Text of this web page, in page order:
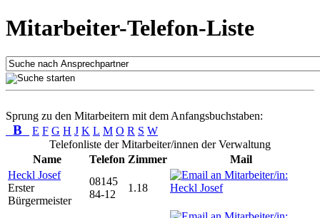
Mitarbeiter-Telefon-Liste
Sprung zu den Mitarbeitern mit dem Anfangsbuchstaben:
B E F G H J K L M O R S W
Telefonliste der Mitarbeiter/innen der Verwaltung
Name
Telefon Zimmer
Mail
Heckl Josef
Erster
Bürgermeister
08145
84-12
1.18